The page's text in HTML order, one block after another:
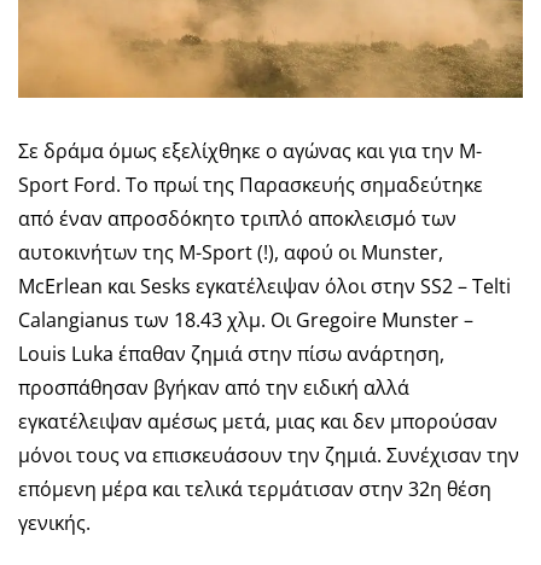
Σε δράμα όμως εξελίχθηκε ο αγώνας και για την M-
Sport Ford. Το πρωί της Παρασκευής σημαδεύτηκε
από έναν απροσδόκητο τριπλό αποκλεισμό των
αυτοκινήτων της M-Sport (!), αφού οι Munster,
McErlean και Sesks εγκατέλειψαν όλοι στην SS2 – Telti
Calangianus των 18.43 χλμ. Οι Gregoire Munster –
Louis Luka έπαθαν ζημιά στην πίσω ανάρτηση,
προσπάθησαν βγήκαν από την ειδική αλλά
εγκατέλειψαν αμέσως μετά, μιας και δεν μπορούσαν
μόνοι τους να επισκευάσουν την ζημιά. Συνέχισαν την
επόμενη μέρα και τελικά τερμάτισαν στην 32η θέση
γενικής.